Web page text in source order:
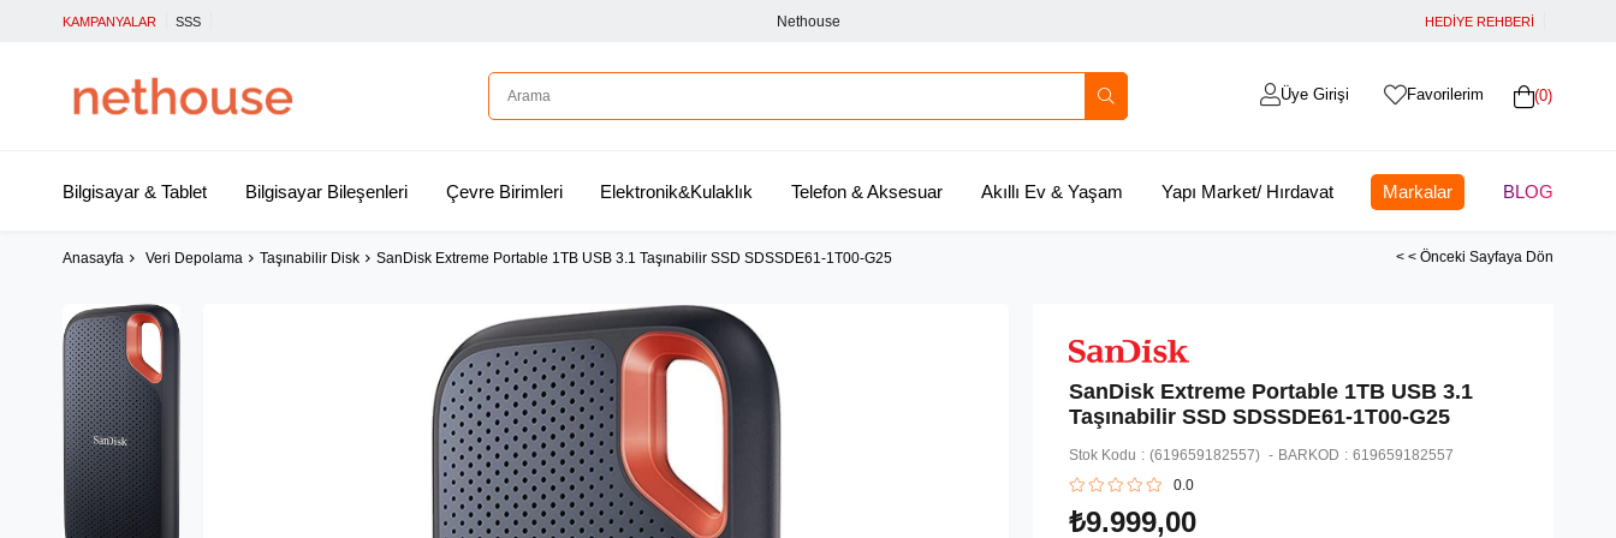
KAMPANYALAR SSS Nethouse HEDİYE REHBERİ
0
Favorilerim
Üye Girişi
Bilgisayar & Tablet Bilgisayar Bileşenleri Çevre Birimleri Elektronik&Kulaklık Telefon & Aksesuar Akıllı Ev & Yaşam Yapı Market/ Hırdavat Markalar BLOG
Anasayfa Veri Depolama Taşınabilir Disk SanDisk Extreme Portable 1TB USB 3.1 Taşınabilir SSD SDSSDE61-1T00-G25 < < Önceki Sayfaya Dön
SanDisk Extreme Portable 1TB USB 3.1
Taşınabilir SSD SDSSDE61-1T00-G25
Stok Kodu (619659182557) BARKOD : 619659182557
0.0
₺9.999,00